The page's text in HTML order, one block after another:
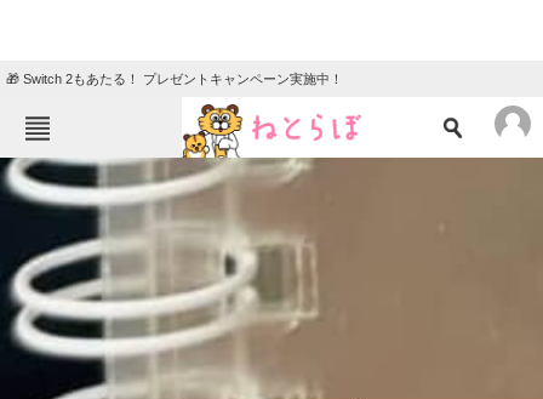
🎁 Switch 2もあたる！ プレゼントキャンペーン実施中！
ねとらぼメニュー
TOP
エンタメ クイズ
グルメ 地域
住まい
リサーチ